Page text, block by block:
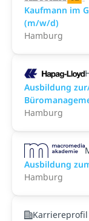
Kaufmann im
(m/w/d)
Hamburg
Ausbildung
Hamburg
Ausbildung
Hamburg